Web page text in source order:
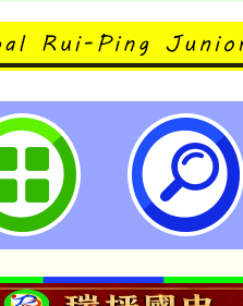
國青少年國中寒
民中學